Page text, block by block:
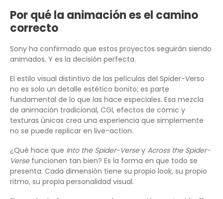
Por qué la animación es el camino
correcto
Sony ha confirmado que estos proyectos seguirán siendo
animados. Y es la decisión perfecta.
El estilo visual distintivo de las películas del Spider-Verso
no es solo un detalle estético bonito; es parte
fundamental de lo que las hace especiales. Esa mezcla
de animación tradicional, CGI, efectos de cómic y
texturas únicas crea una experiencia que simplemente
no se puede replicar en live-action.
¿Qué hace que Into the Spider-Versey Across the Spider-
Versefuncionen tan bien? Es la forma en que todo se
presenta. Cada dimensión tiene su propio look, su propio
ritmo, su propia personalidad visual.